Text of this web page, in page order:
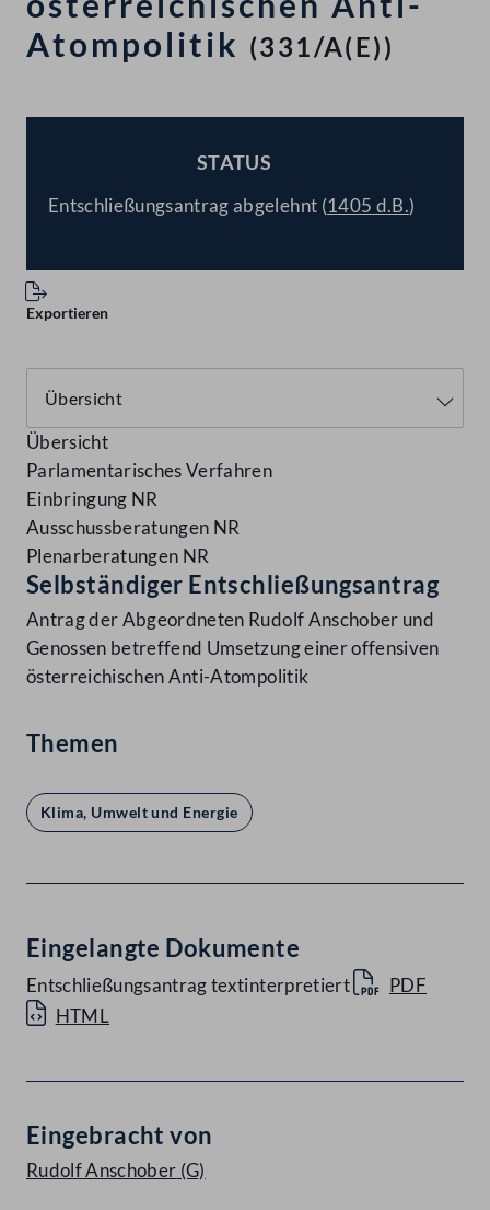
Atompolitik (331/A(E))
STATUS
Entschließungsantrag abgelehnt (1405 d.B.)
Exportieren
Übersicht
Parlamentarisches Verfahren
Einbringung NR
Ausschussberatungen NR
Plenarberatungen NR
Selbständiger Entschließungsantrag
Antrag der Abgeordneten Rudolf Anschober und
Genossen betreffend Umsetzung einer offensiven
österreichischen Anti-Atompolitik
Themen
Klima, Umwelt und Energie
Eingelangte Dokumente
Entschließungsantrag textinterpretiert
PDF
HTML
Eingebracht von
Rudolf Anschober (G)